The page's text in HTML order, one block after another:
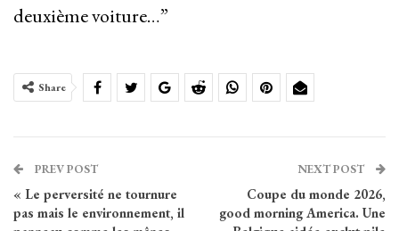
deuxième voiture…”
Share
PREV POST
« Le perversité ne tournure
pas mais le environnement, il
NEXT POST
Coupe du monde 2026,
good morning America. Une